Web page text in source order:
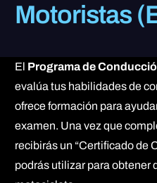
Motoristas
El Programa de
evalúa tus habilidades de
ofrece formación para
examen. Una vez que
recibirás un “Certificado de
podrás utilizar para obtener